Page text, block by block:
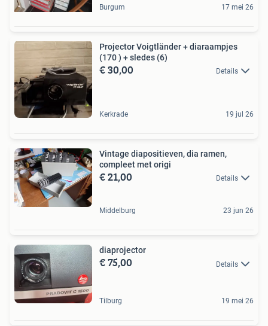
Burgum 17 mei 26
Projector Voigtländer + diaraampjes
(170 ) + sledes (6)
€ 30,00 Details
Kerkrade 19 jul 26
Vintage diapositieven, dia ramen,
compleet met origi
€ 21,00 Details
Middelburg 23 jun 26
diaprojector
€ 75,00 Details
Tilburg 19 mei 26